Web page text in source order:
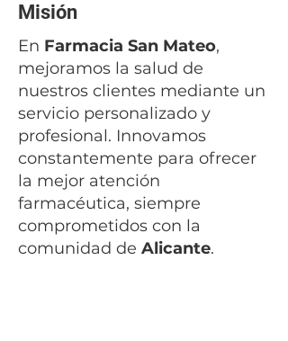
Misión
En Farmacia San Mateo,
mejoramos la salud de
nuestros clientes mediante un
servicio personalizado y
profesional. Innovamos
constantemente para ofrecer
la mejor atención
farmacéutica, siempre
comprometidos con la
comunidad de Alicante.